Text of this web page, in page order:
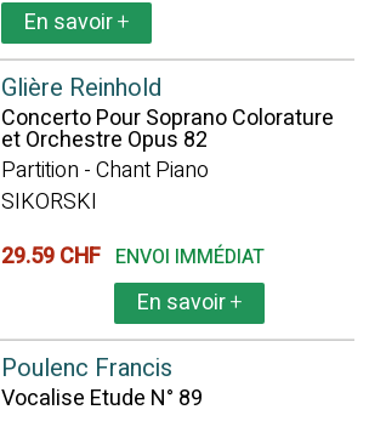
En savoir+
Glière Reinhold
Concerto Pour Soprano Colorature
et Orchestre Opus 82
Partition - Chant Piano
SIKORSKI
29.59 CHF ENVOI IMMÉDIAT
En savoir+
Poulenc Francis
Vocalise Etude N° 89